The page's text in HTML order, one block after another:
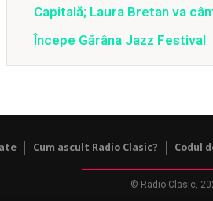
Capitală; Laura Bretan va
Începe Gărâna Jazz Festival
Cum ascult Radio Clasic? Codul
© Radio Clasic,